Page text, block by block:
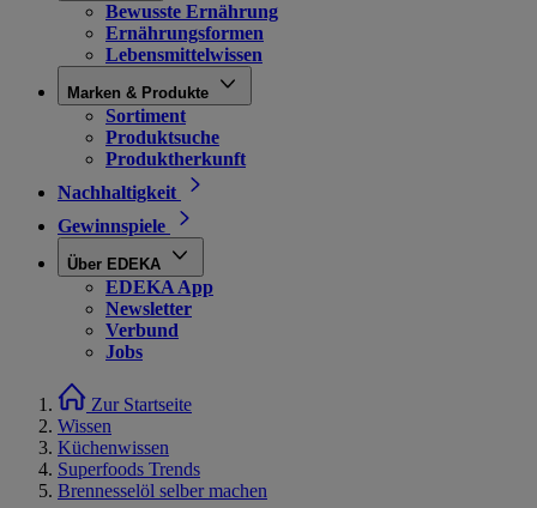
Bewusste Ernährung
Ernährungsformen
Lebensmittelwissen
Marken & Produkte
Sortiment
Produktsuche
Produktherkunft
Nachhaltigkeit
Gewinnspiele
Über EDEKA
EDEKA App
Newsletter
Verbund
Jobs
Zur Startseite
Wissen
Küchenwissen
Superfoods Trends
Brennesselöl selber machen